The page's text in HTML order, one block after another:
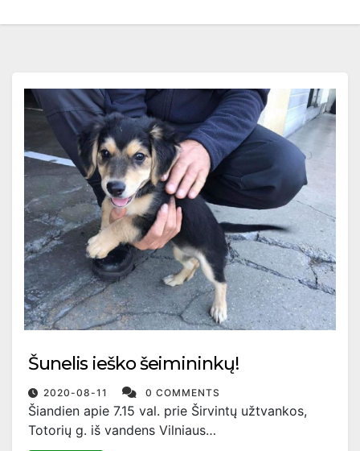
Šunelis ieško šeimininkų!
2020-08-11 0 COMMENTS
Šiandien apie 7.15 val. prie Širvintų užtvankos,
Totorių g. iš vandens Vilniaus…